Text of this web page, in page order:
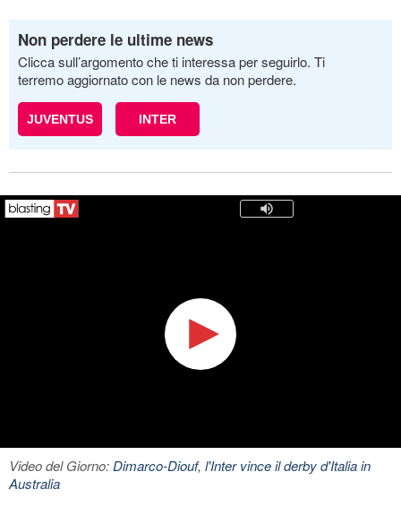
Non perdere le ultime news
Clicca sull’argomento che ti interessa per seguirlo. Ti
terremo aggiornato con le news da non perdere.
JUVENTUS INTER
Video del Giorno:Dimarco-Diouf, l'Inter vince il derby d'Italia in
Australia